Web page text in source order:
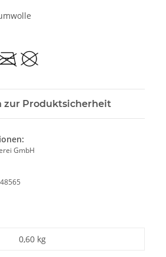
zur Produktsicherheit
GmbH
0,60 kg